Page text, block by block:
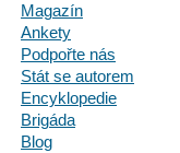
Magazín
Ankety
Podpořte nás
Stát se autorem
Encyklopedie
Brigáda
Blog